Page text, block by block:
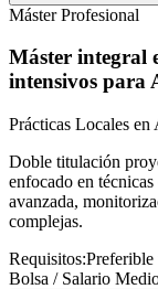
Máster Profesional
Máster integral
intensivos para
Prácticas Locales
Doble titulación
enfocado en
avanzada,
complejas.
Requisitos:Preferible
Bolsa / Salario